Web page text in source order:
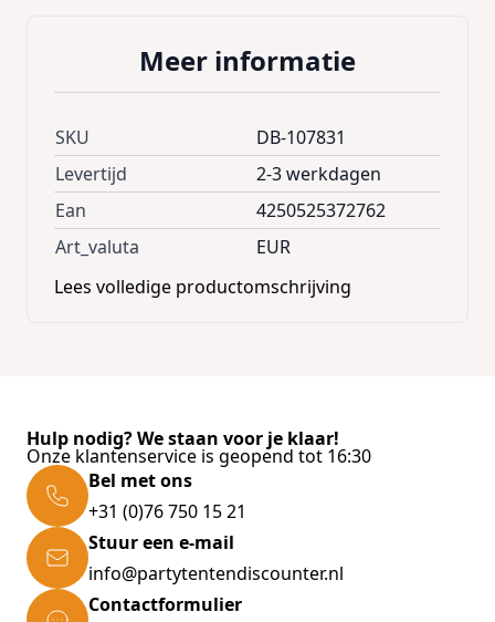
Meer informatie
SKU
DB-107831
Levertijd
2-3 werkdagen
Ean
4250525372762
Art_valuta
EUR
Lees volledige productomschrijving
Hulp nodig? We staan voor je klaar!
Onze klantenservice is geopend tot 16:30
Bel met ons
+31 (0)76 750 15 21
Stuur een e-mail
info@partytentendiscounter.nl
Contactformulier